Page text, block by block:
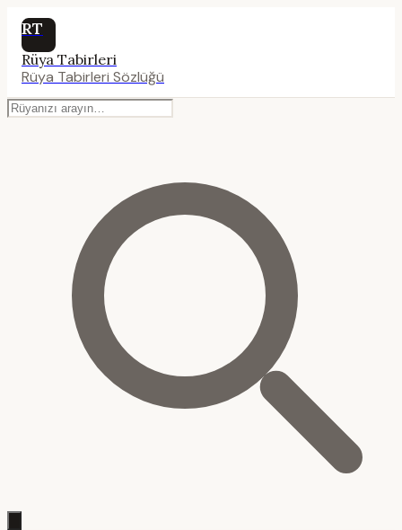
RT
Rüya Tabirleri
Rüya Tabirleri Sözlüğü